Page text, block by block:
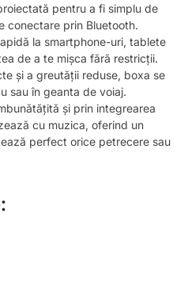
pentru a fi simplu de
conectare prin Bluetooth.
la smartphone-uri, tablete
de a te mișca fără restricții.
și a greutății reduse, boxa se
sau în geanta de voiaj.
și prin integrearea
cu muzica, oferind un
perfect orice petrecere sau